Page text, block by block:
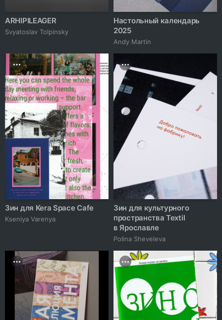
ARHIPILEAGER
Svyatoslav Tolpinsky
Настольный календарь
2025
Andy Martin
Зин для Kera Space Cafe
Kseniya Varenya
Зин для культурного
пространства Textil
в Ярославле
Polina Sheveleva